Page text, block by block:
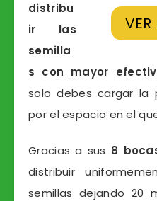
distribu
ir las
semilla
s con mayor
solo debes cargar la
por el espacio en el
Gracias a sus 8
distribuir
semillas dejando 20